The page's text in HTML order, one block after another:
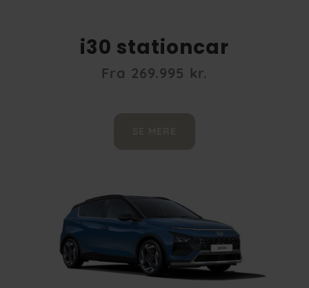
i30 stationcar
Fra 269.995 kr.